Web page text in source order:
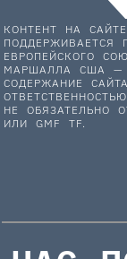
КОНТЕНТ НА САЙТЕ
ПОДДЕРЖИВАЕТСЯ
ЕВРОПЕЙСКОГО
МАРШАЛЛА США —
СОДЕРЖАНИЕ
НЕ ОБЯЗАТЕЛЬНО
ИЛИ GMF TF.